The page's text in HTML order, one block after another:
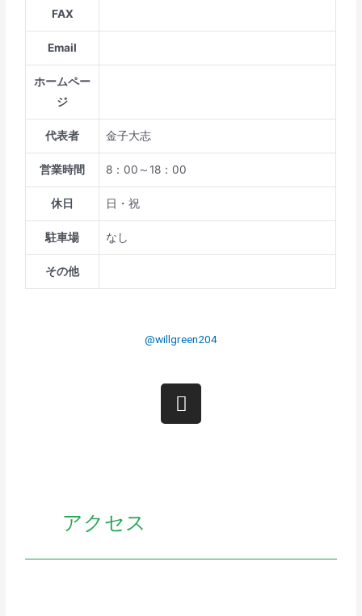
FAX
Email
ホームペー
ジ
代表者 金子大志
営業時間 8：00～18：00
休日 日・祝
駐車場 なし
その他
@willgreen204
アクセス